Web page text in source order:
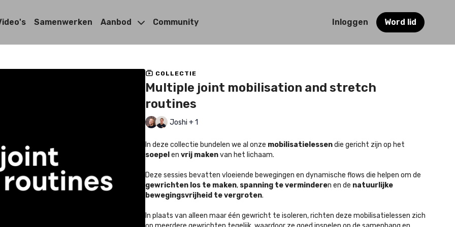
Samenwerken Aanbod Community Inloggen Word lid
COLLECTIE
Multiple joint mobilisation and stretch
routines
Joshi + 1
In deze collectie bundelen we al onze mobilisatielessendie gericht zijn op het
soepel en vrij makenvan het lichaam.
Deze sessies bevatten vloeiende bewegingen en dynamische flows die helpen om de
gewrichten los te maken, spanning te verminderen en de natuurlijke
bewegingsvrijheid te vergroten.
In plaats van alleen maar één gewricht te isoleren, richten deze mobilisatielessen zich